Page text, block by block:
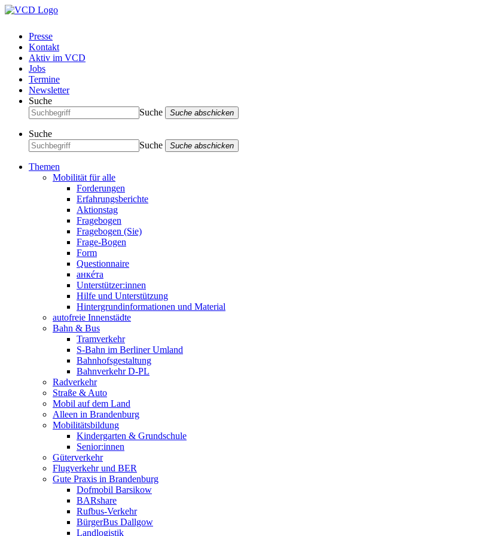
Presse
Kontakt
Aktiv im VCD
Jobs
Termine
Newsletter
Suche
Suche
Suche abschicken
Suche
Suche
Suche abschicken
Themen
Mobilität für alle
Forderungen
Erfahrungsberichte
Aktionstag
Fragebogen
Fragebogen (Sie)
Frage-Bogen
Form
Questionnaire
анкéта
Unterstützer:innen
Hilfe und Unterstützung
Hintergrundinformationen und Material
autofreie Innenstädte
Bahn & Bus
Tramverkehr
S-Bahn im Berliner Umland
Bahnhofsgestaltung
Bahnverkehr D-PL
Radverkehr
Straße & Auto
Mobil auf dem Land
Alleen in Brandenburg
Mobilitätsbildung
Kindergarten & Grundschule
Senior:innen
Güterverkehr
Flugverkehr und BER
Gute Praxis in Brandenburg
Dofmobil Barsikow
BARshare
Rufbus-Verkehr
BürgerBus Dallgow
Landlogistik